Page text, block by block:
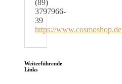
(89)
3797966-
39
https://www.cosmoshop.de
Weiterführende
Links